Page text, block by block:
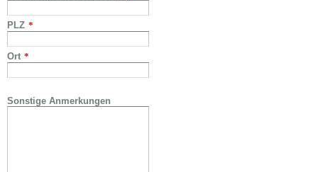
PLZ *
Ort *
Sonstige Anmerkungen